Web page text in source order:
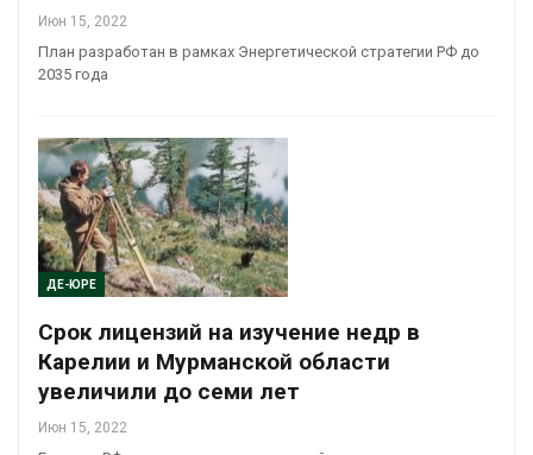
Июн 15, 2022
План разработан в рамках Энергетической стратегии РФ до
2035 года
ДЕ-ЮРЕ
Срок лицензий на изучение недр в
Карелии и Мурманской области
увеличили до семи лет
Июн 15, 2022